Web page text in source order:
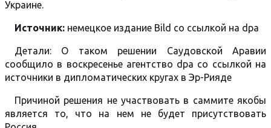
Украине.
Источник: немецкое издание Bild со ссылкой на dpa
Детали: О таком решении Саудовской Аравии
сообщило в воскресенье агентство dpa со ссылкой на
источники в дипломатических кругах в Эр-Рияде
Причиной решения не участвовать в саммите якобы
является то, что на нем не будет присутствовать